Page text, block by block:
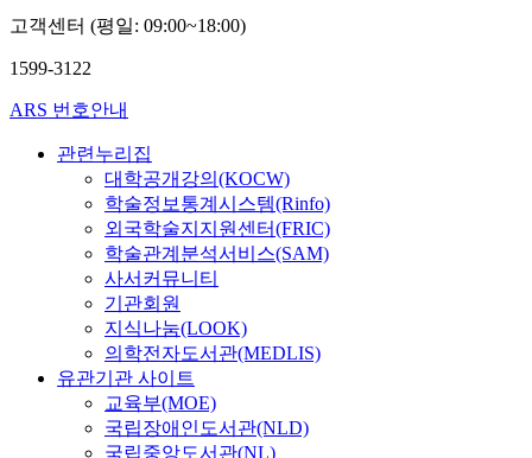
환
고객센터 (평일: 09:00~18:00)
1599-3122
ARS 번호안내
관련누리집
대학공개강의(KOCW)
학술정보통계시스템(Rinfo)
외국학술지지원센터(FRIC)
학술관계분석서비스(SAM)
사서커뮤니티
기관회원
지식나눔(LOOK)
의학전자도서관(MEDLIS)
유관기관 사이트
교육부(MOE)
국립장애인도서관(NLD)
국립중앙도서관(NL)